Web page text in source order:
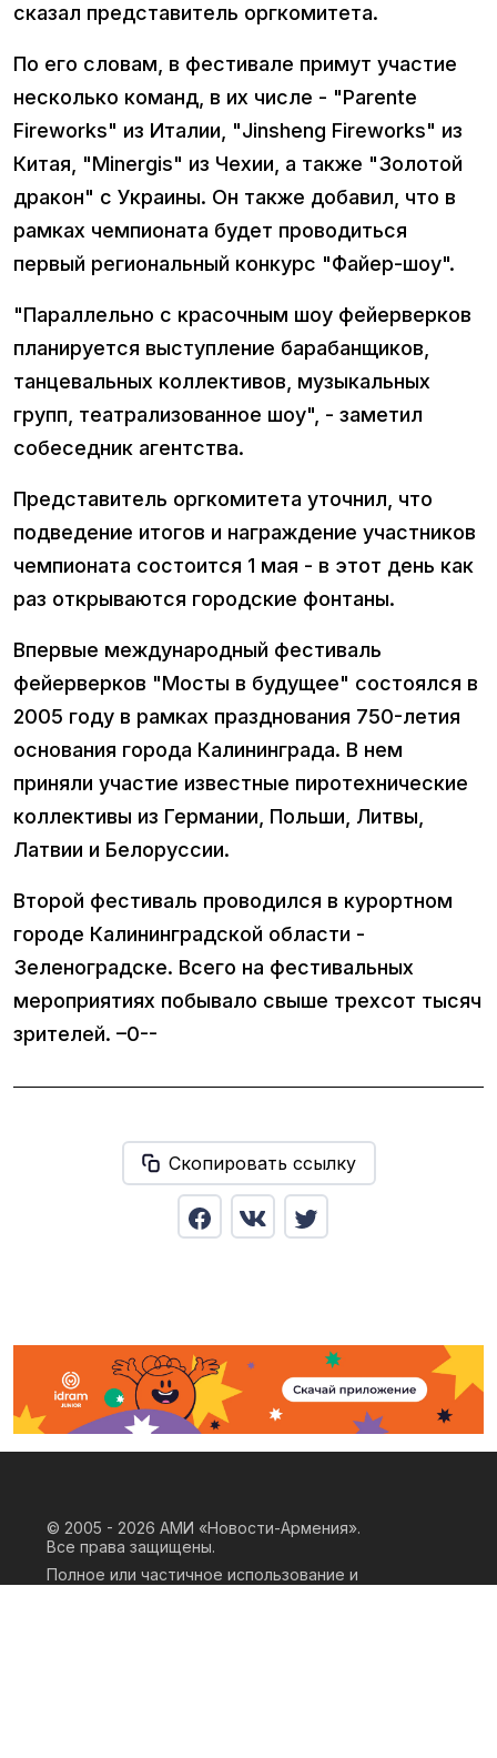
сказал представитель оргкомитета.
По его словам, в фестивале примут участие
несколько команд, в их числе - "Parente
Fireworks" из Италии, "Jinsheng Fireworks" из
Китая, "Minergis" из Чехии, а также "Золотой
дракон" с Украины. Он также добавил, что в
рамках чемпионата будет проводиться
первый региональный конкурс "Файер-шоу".
"Параллельно с красочным шоу фейерверков
планируется выступление барабанщиков,
танцевальных коллективов, музыкальных
групп, театрализованное шоу", - заметил
собеседник агентства.
Представитель оргкомитета уточнил, что
подведение итогов и награждение участников
чемпионата состоится 1 мая - в этот день как
раз открываются городские фонтаны.
Впервые международный фестиваль
фейерверков "Мосты в будущее" состоялся в
2005 году в рамках празднования 750-летия
основания города Калининграда. В нем
приняли участие известные пиротехнические
коллективы из Германии, Польши, Литвы,
Латвии и Белоруссии.
Второй фестиваль проводился в курортном
городе Калининградской области -
Зеленоградске. Всего на фестивальных
мероприятиях побывало свыше трехсот тысяч
зрителей. –0--
Скопировать ссылку
© 2005 - 2026 АМИ «Новости-Армения».
Все права защищены.
Полное или частичное использование и